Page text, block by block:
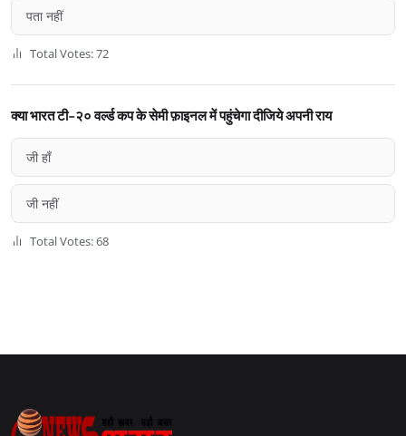
पता नहीं
Total Votes: 72
क्या भारत टी-२० वर्ल्ड कप के सेमी फ़ाइनल में पहुंचेगा दीजिये अपनी राय
जी हाँ
जी नहीं
Total Votes: 68